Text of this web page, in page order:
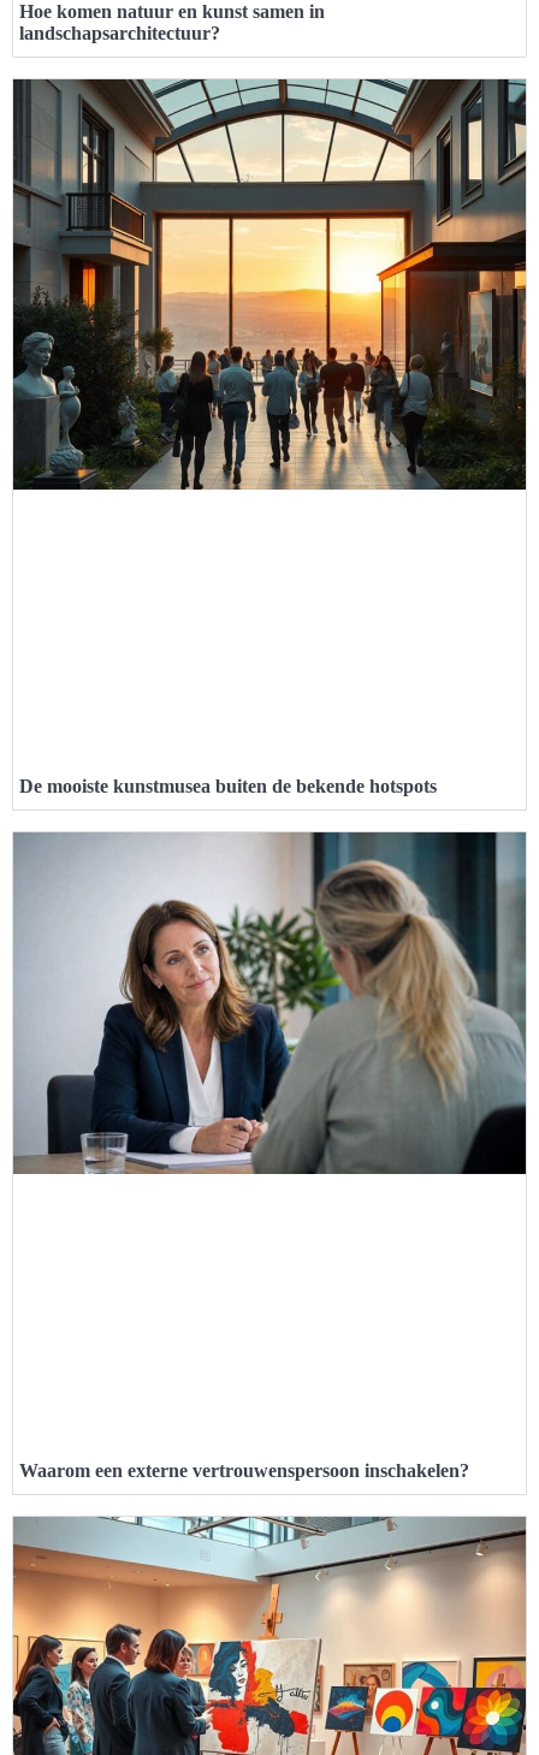
Hoe komen natuur en kunst samen in
landschapsarchitectuur?
De mooiste kunstmusea buiten de bekende hotspots
Waarom een externe vertrouwenspersoon inschakelen?